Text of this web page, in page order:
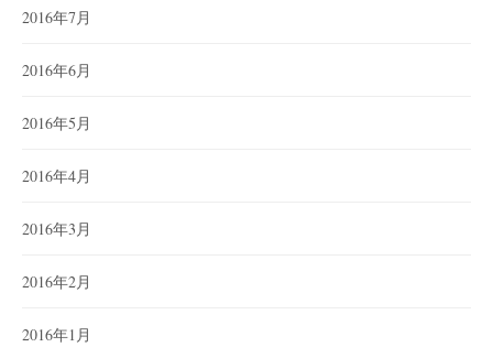
2016年7月
2016年6月
2016年5月
2016年4月
2016年3月
2016年2月
2016年1月